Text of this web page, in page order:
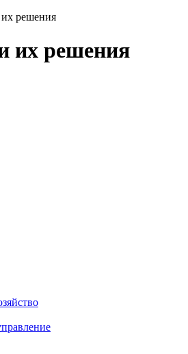
решения
их решения